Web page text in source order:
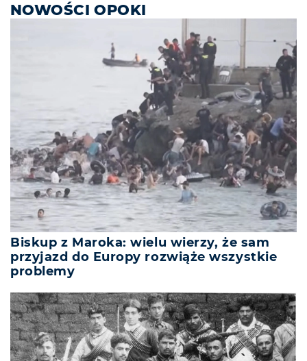
NOWOŚCI OPOKI
Biskup z Maroka: wielu wierzy, że sam
przyjazd do Europy rozwiąże wszystkie
problemy